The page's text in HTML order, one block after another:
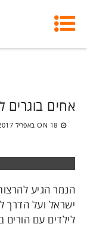
אחים בוגרים
ON 18 באפריל 2017
הנמר הגיע
ישראל ועל הדרך
לילדים עם הורים